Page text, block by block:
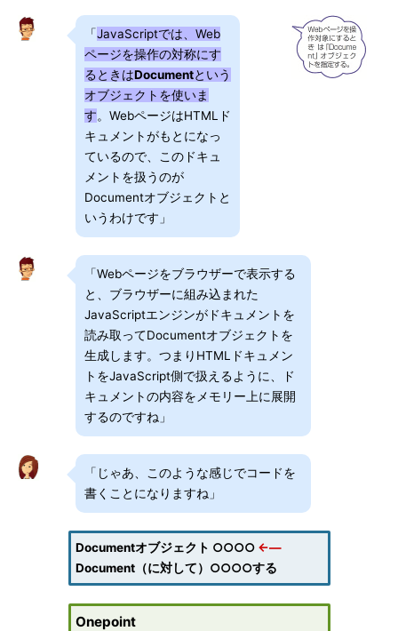
「JavaScriptでは、Web
ページを操作の対称にす
るときはDocumentという
オブジェクトを使いま
す。WebページはHTMLド
キュメントがもとになっ
ているので、このドキュ
メントを扱うのが
Documentオブジェクトと
いうわけです」
「Webページをブラウザーで表示する
と、ブラウザーに組み込まれた
JavaScriptエンジンがドキュメントを
読み取ってDocumentオブジェクトを
生成します。つまりHTMLドキュメン
トをJavaScript側で扱えるように、ド
キュメントの内容をメモリー上に展開
するのですね」
「じゃあ、このような感じでコードを
書くことになりますね」
Documentオブジェクト ○○○○ ←―
Document（に対して）○○○○する
Onepoint